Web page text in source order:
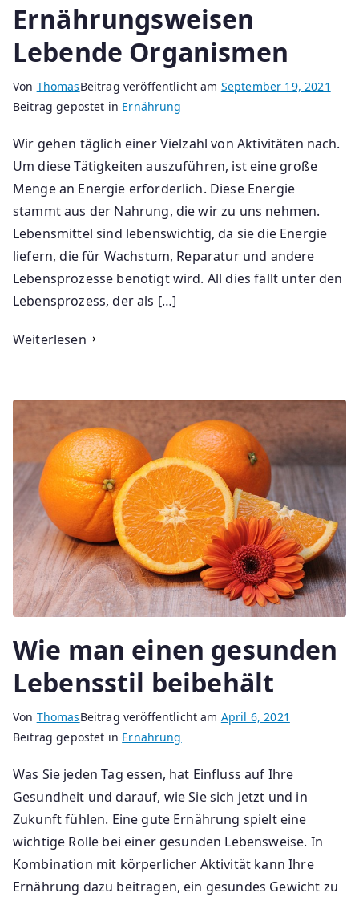
Ernährungsweisen
Lebende Organismen
Von ThomasBeitrag veröffentlicht am September 19, 2021
Beitrag gepostet in Ernährung
Wir gehen täglich einer Vielzahl von Aktivitäten nach.
Um diese Tätigkeiten auszuführen, ist eine große
Menge an Energie erforderlich. Diese Energie
stammt aus der Nahrung, die wir zu uns nehmen.
Lebensmittel sind lebenswichtig, da sie die Energie
liefern, die für Wachstum, Reparatur und andere
Lebensprozesse benötigt wird. All dies fällt unter den
Lebensprozess, der als […]
Weiterlesen
Wie man einen gesunden
Lebensstil beibehält
Von ThomasBeitrag veröffentlicht am April 6, 2021
Beitrag gepostet in Ernährung
Was Sie jeden Tag essen, hat Einfluss auf Ihre
Gesundheit und darauf, wie Sie sich jetzt und in
Zukunft fühlen. Eine gute Ernährung spielt eine
wichtige Rolle bei einer gesunden Lebensweise. In
Kombination mit körperlicher Aktivität kann Ihre
Ernährung dazu beitragen, ein gesundes Gewicht zu